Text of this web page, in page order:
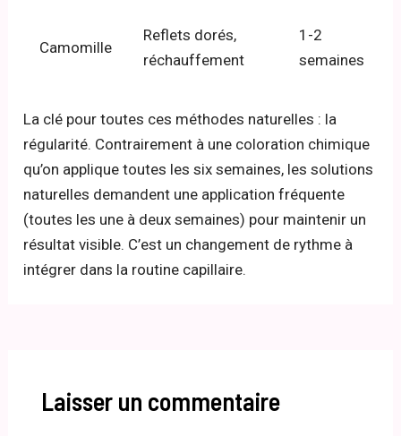
Camomille
Reflets dorés,
réchauffement
1-2
semaines
La clé pour toutes ces méthodes naturelles : la
régularité. Contrairement à une coloration chimique
qu’on applique toutes les six semaines, les solutions
naturelles demandent une application fréquente
(toutes les une à deux semaines) pour maintenir un
résultat visible. C’est un changement de rythme à
intégrer dans la routine capillaire.
Laisser un commentaire